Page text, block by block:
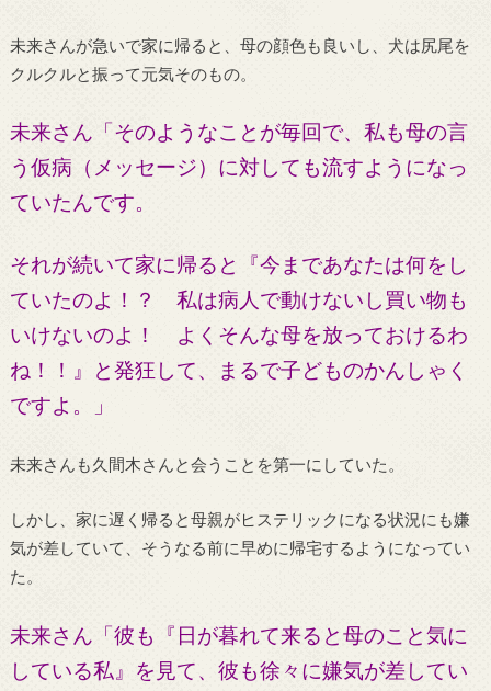
未来さんが急いで家に帰ると、母の顔色も良いし、犬は尻尾を
クルクルと振って元気そのもの。
未来さん「そのようなことが毎回で、私も母の言
う仮病（メッセージ）に対しても流すようになっ
ていたんです。
それが続いて家に帰ると『今まであなたは何をし
ていたのよ！？ 私は病人で動けないし買い物も
いけないのよ！ よくそんな母を放っておけるわ
ね！！』と発狂して、まるで子どものかんしゃく
ですよ。」
未来さんも久間木さんと会うことを第一にしていた。
しかし、家に遅く帰ると母親がヒステリックになる状況にも嫌
気が差していて、そうなる前に早めに帰宅するようになってい
た。
未来さん「彼も『日が暮れて来ると母のこと気に
している私』を見て、彼も徐々に嫌気が差してい